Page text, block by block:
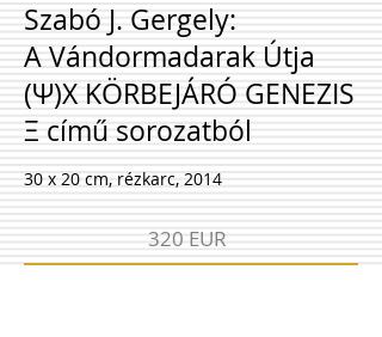
30 x 20 cm, rézkarc, 2014
Szabó J. Gergely:
A Vándormadarak Útja
(Ψ)Χ KÖRBEJÁRÓ GENEZIS
Ξ című sorozatból
320 EUR